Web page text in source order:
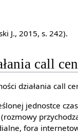
J., 2015, s. 242).
call
działania call
jednostce
fora